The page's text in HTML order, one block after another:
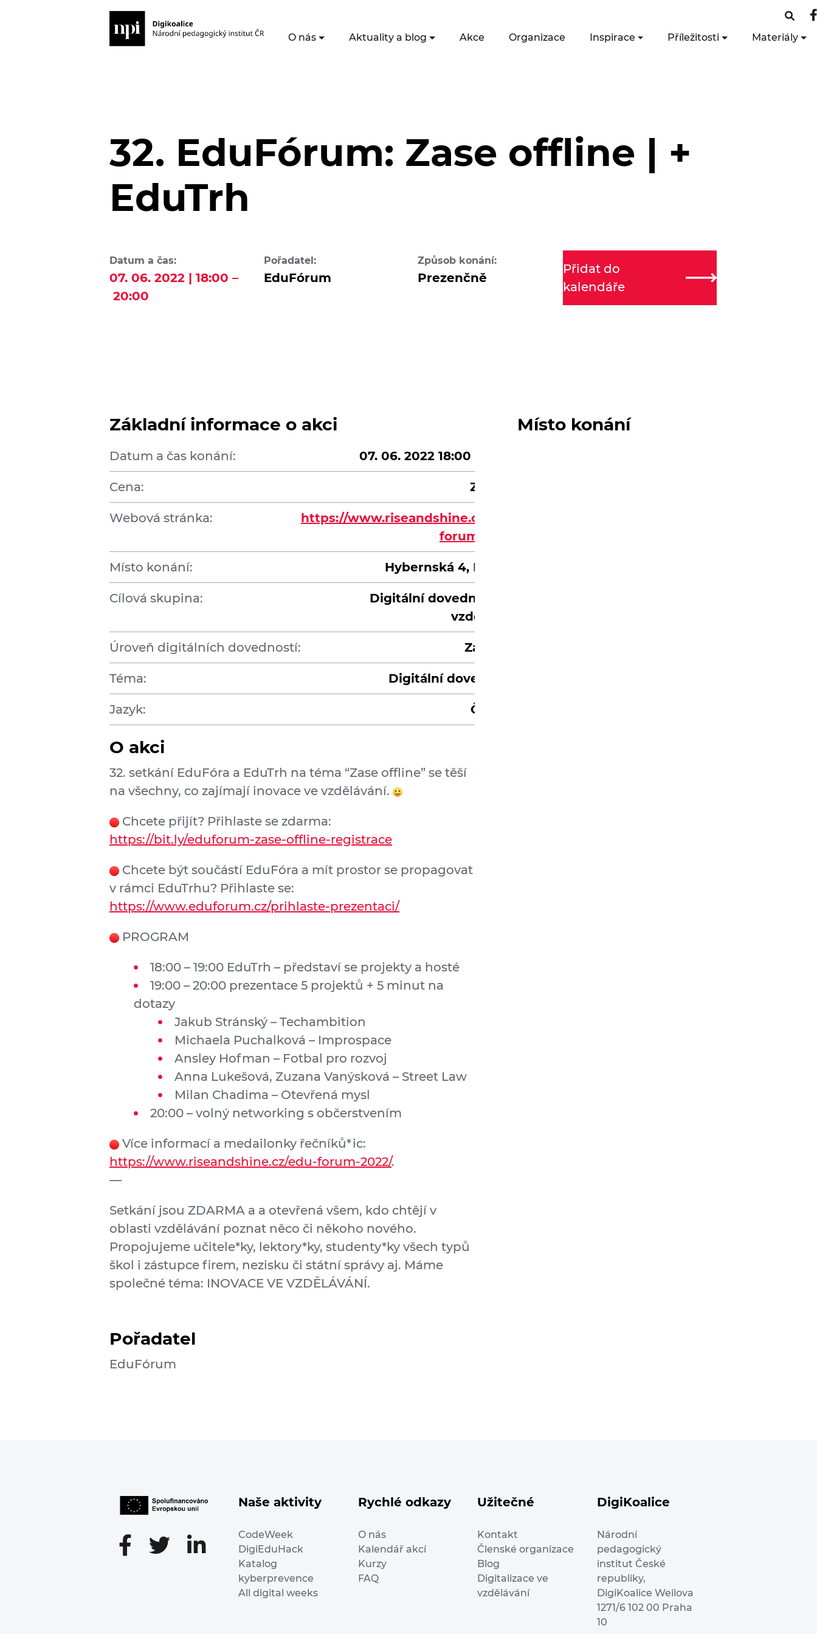
O nás Aktuality a blog Akce Organizace Inspirace Příležitosti Materiály
32. EduFórum: Zase offline | +
EduTrh
Datum a čas:
07. 06. 2022 | 18:00 –
20:00
Pořadatel:
EduFórum
Způsob konání:
Prezenčně
Přidat do
kalendáře
Základní informace o akci
Datum a čas konání: 07. 06. 2022 18:00 - 20:00
Cena: Zdarma
Webová stránka:
https://www.riseandshine.cz/edu-
forum-2022/
Místo konání: Hybernská 4, Praha 1
Cílová skupina:
Digitální dovednosti ve
vzdělávání
Úroveň digitálních dovedností: Základní
Téma: Digitální dovednosti
Jazyk: Čeština
O akci
32. setkání EduFóra a EduTrh na téma “Zase offline” se těší
na všechny, co zajímají inovace ve vzdělávání.
Chcete přijít? Přihlaste se zdarma:
https://bit.ly/eduforum-zase-offline-registrace
Chcete být součástí EduFóra a mít prostor se propagovat
v rámci EduTrhu? Přihlaste se:
https://www.eduforum.cz/prihlaste-prezentaci/
PROGRAM
18:00 – 19:00 EduTrh – představí se projekty a hosté
19:00 – 20:00 prezentace 5 projektů + 5 minut na
dotazy
Jakub Stránský – Techambition
Michaela Puchalková – Improspace
Ansley Hofman – Fotbal pro rozvoj
Anna Lukešová, Zuzana Vanýsková – Street Law
Milan Chadima – Otevřená mysl
20:00 – volný networking s občerstvením
Více informací a medailonky řečníků*ic:
https://www.riseandshine.cz/edu-forum-2022/.
—
Setkání jsou ZDARMA a a otevřená všem, kdo chtějí v
oblasti vzdělávání poznat něco či někoho nového.
Propojujeme učitele*ky, lektory*ky, studenty*ky všech typů
škol i zástupce firem, nezisku či státní správy aj. Máme
společné téma: INOVACE VE VZDĚLÁVÁNÍ.
Pořadatel
EduFórum
Místo konání
Naše aktivity
CodeWeek
DigiEduHack
Katalog
kyberprevence
All digital weeks
Rychlé odkazy
O nás
Kalendář akcí
Kurzy
FAQ
Užitečné
Kontakt
Členské organizace
Blog
Digitalizace ve
vzdělávání
DigiKoalice
Národní
pedagogický
institut České
republiky,
DigiKoalice Weilova
1271/6 102 00 Praha
10